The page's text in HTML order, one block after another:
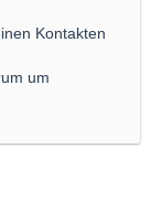
Kontakten
um